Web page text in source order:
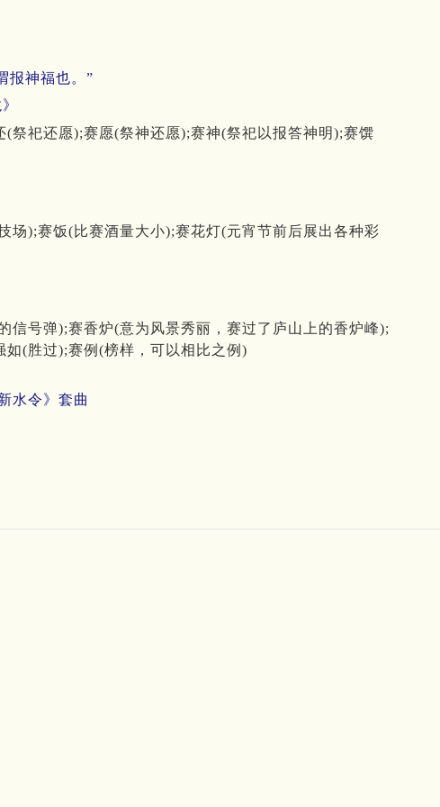
报神福也。”
祭祀还愿);赛愿(祭神还愿);赛神(祭祀以报答神明);赛馔
场);赛饭(比赛酒量大小);赛花灯(元宵节前后展出各种彩
信号弹);赛香炉(意为风景秀丽，赛过了庐山上的香炉峰);
(胜过);赛例(榜样，可以相比之例)
新水令》套曲